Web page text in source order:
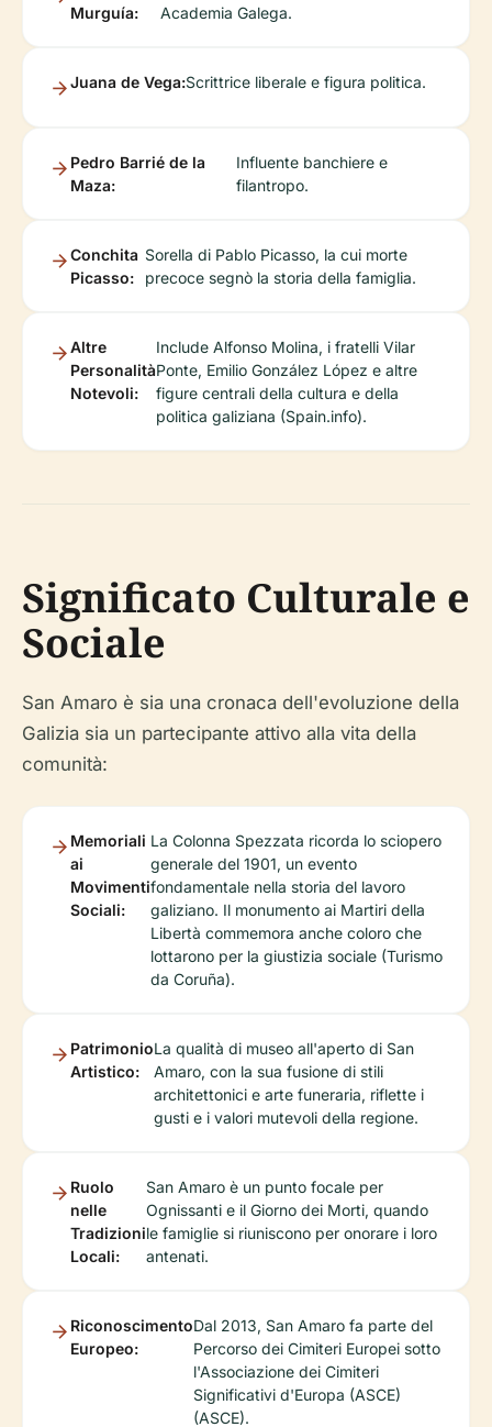
Murguía:
Academia Galega.
Juana de Vega:Scrittrice liberale e figura politica.
Pedro Barrié de la
Maza:
Influente banchiere e
filantropo.
Conchita
Picasso:
Sorella di Pablo Picasso, la cui morte
precoce segnò la storia della famiglia.
Altre
Personalità
Notevoli:
Include Alfonso Molina, i fratelli Vilar
Ponte, Emilio González López e altre
figure centrali della cultura e della
politica galiziana (Spain.info).
Significato Culturale e
Sociale
San Amaro è sia una cronaca dell'evoluzione della
Galizia sia un partecipante attivo alla vita della
comunità:
Memoriali
ai
Movimenti
Sociali:
La Colonna Spezzata ricorda lo sciopero
generale del 1901, un evento
fondamentale nella storia del lavoro
galiziano. Il monumento ai Martiri della
Libertà commemora anche coloro che
lottarono per la giustizia sociale (Turismo
da Coruña).
Patrimonio
Artistico:
La qualità di museo all'aperto di San
Amaro, con la sua fusione di stili
architettonici e arte funeraria, riflette i
gusti e i valori mutevoli della regione.
Ruolo
nelle
Tradizioni
Locali:
San Amaro è un punto focale per
Ognissanti e il Giorno dei Morti, quando
le famiglie si riuniscono per onorare i loro
antenati.
Riconoscimento
Europeo:
Dal 2013, San Amaro fa parte del
Percorso dei Cimiteri Europei sotto
l'Associazione dei Cimiteri
Significativi d'Europa (ASCE)
(ASCE).